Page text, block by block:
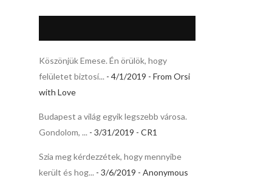
Köszönjük Emese. Én örülök, hogy
felületet biztosí... - 4/1/2019 - From Orsi
with Love
Budapest a világ egyik legszebb városa.
Gondolom, ... - 3/31/2019 - CR1
Szia meg kérdezzétek, hogy mennyibe
került és hog... - 3/6/2019 - Anonymous